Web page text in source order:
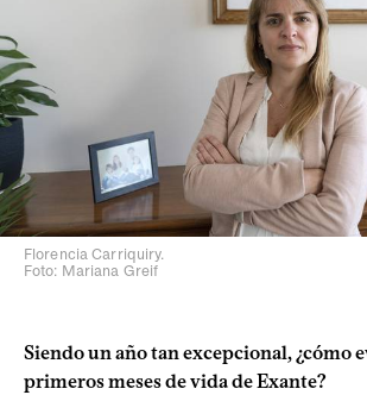
Florencia Carriquiry.
Foto: Mariana Greif
Siendo un año tan excepcional, ¿cómo
primeros meses de vida de Exante?